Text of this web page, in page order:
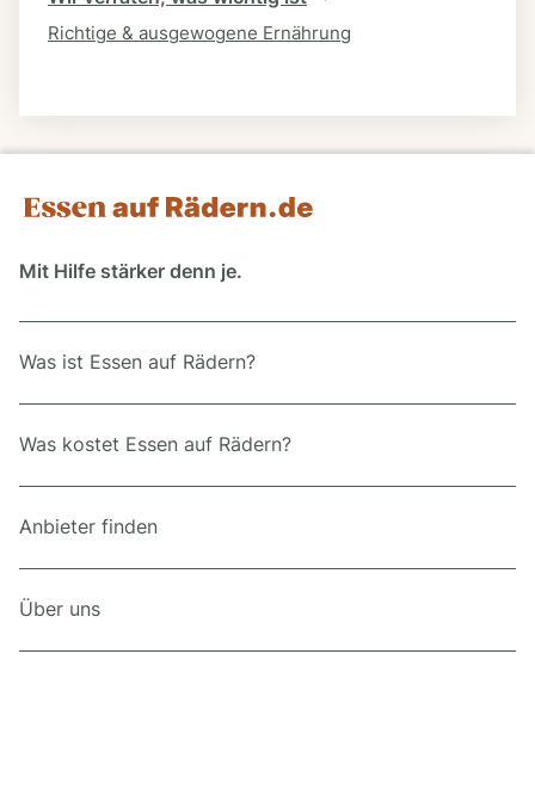
Richtige & ausgewogene Ernährung
Mit Hilfe stärker denn je.
Was ist Essen auf Rädern?
Was kostet Essen auf Rädern?
Anbieter finden
Über uns